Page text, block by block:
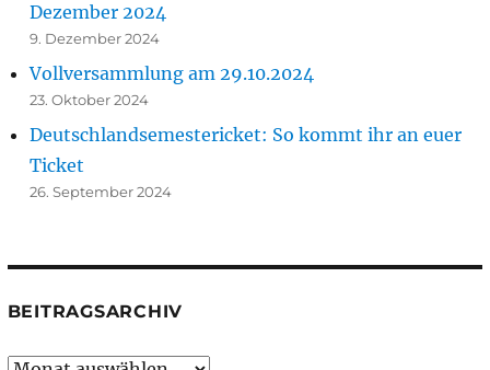
Dezember 2024
9. Dezember 2024
Vollversammlung am 29.10.2024
23. Oktober 2024
Deutschlandsemestericket: So kommt ihr an euer
Ticket
26. September 2024
BEITRAGSARCHIV